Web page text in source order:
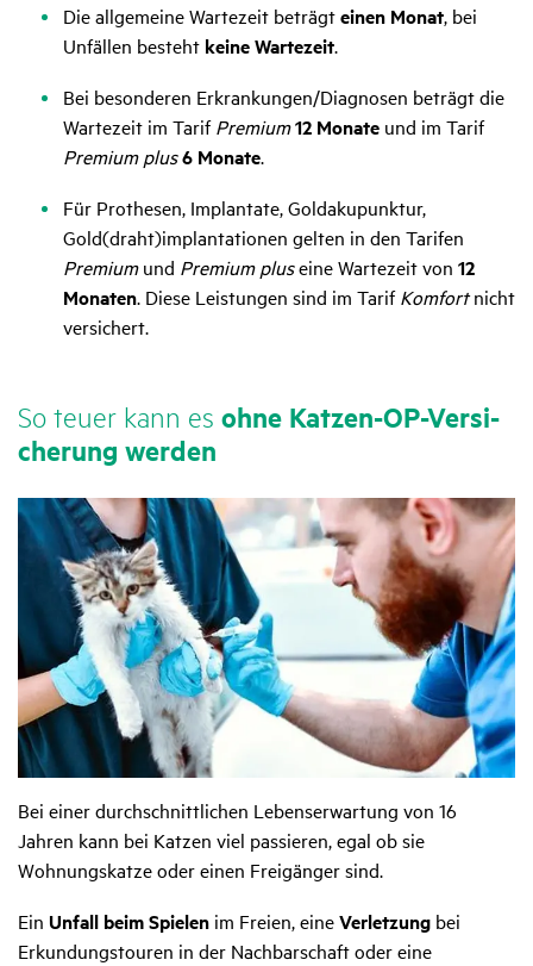
Die allgemeine Wartezeit beträgteinen Monat, bei
Unfällen besteht keine Wartezeit.
Bei besonderen Erkrankungen/Diagnosen beträgt die
Wartezeit im TarifPremium12 Monate und im Tarif
Premium plus6 Monate.
Für Prothesen, Implantate, Goldakupunktur,
Gold(draht)implantationen gelten in den Tarifen
Premiumund Premium pluseine Wartezeit von 12
Monaten. Diese Leistungen sind im TarifKomfortnicht
versichert.
So teuer kann es ohne Katzen-OP-Versi­
che­rung werden
Bei einer durchschnittlichen Lebenserwartung von 16
Jahren kann bei Katzen viel passieren, egal ob sie
Wohnungskatze oder einen Freigänger sind.
Ein Unfall beim Spielen im Freien, eineVerletzung bei
Erkundungstouren in der Nachbarschaft oder eine